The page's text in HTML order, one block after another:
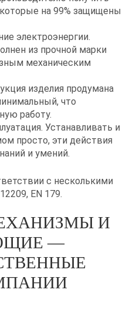
на 99% защищены
электроэнергии.
из прочной марки
механическим
изделия продумана
что
работу.
Устанавливать и
просто, эти действия
и умений.
с несколькими
EN 179.
И
—